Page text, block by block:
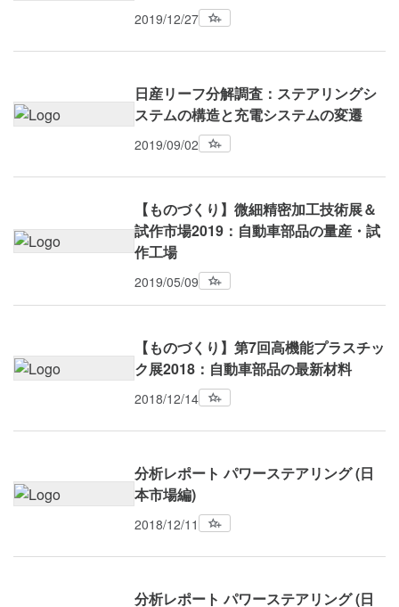
2019/12/27
日産リーフ分解調査：ステアリングシ
ステムの構造と充電システムの変遷
2019/09/02
【ものづくり】微細精密加工技術展＆
試作市場2019：自動車部品の量産・試
作工場
2019/05/09
【ものづくり】第7回高機能プラスチッ
ク展2018：自動車部品の最新材料
2018/12/14
分析レポート パワーステアリング (日
本市場編)
2018/12/11
分析レポート パワーステアリング (日